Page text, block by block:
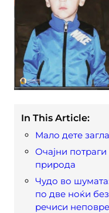
In This Article:
Мало дете
Очајни потраги
природа
Чудо во
по две ноќи
речиси